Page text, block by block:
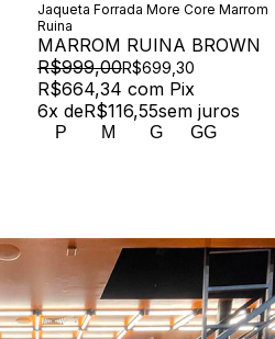
Jaqueta Forrada More Core Marrom
Ruina
MARROM RUINA BROWN
R$999,00R$699,30
R$664,34 com Pix
6x deR$116,55sem juros
P M G GG